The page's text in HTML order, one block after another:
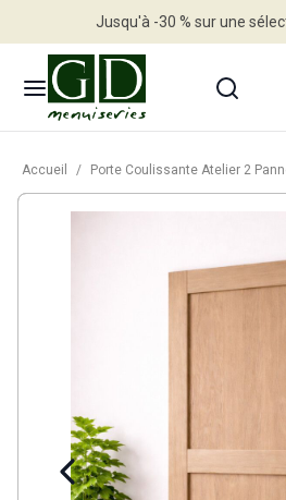
Jusqu'à -30 % sur une
Accueil / Porte Coulissante Atelier 2